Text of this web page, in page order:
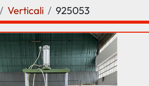
Verticali 925053